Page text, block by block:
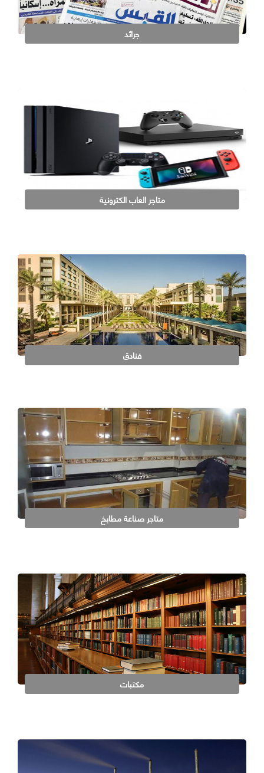
جرائد
متاجر العاب الكترونية
فنادق
متاجر صناعة مطابخ
مكتبات